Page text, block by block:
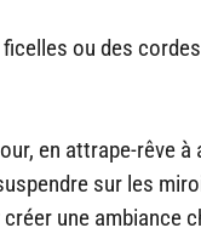
ou des
en attrape-rêve
sur les
une ambiance